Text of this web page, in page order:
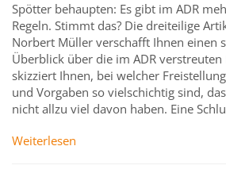
Spötter behaupten: Es gibt im ADR
Regeln. Stimmt das? Die dreiteilige
Norbert Müller verschafft Ihnen einen
Überblick über die im ADR verstreuten
skizziert Ihnen, bei welcher
und Vorgaben so vielschichtig sind,
nicht allzu viel davon haben. Eine
Weiterlesen